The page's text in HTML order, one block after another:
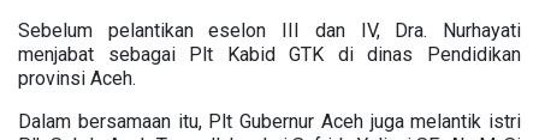
Sebelum pelantikan eselon III dan IV, Dra. Nurhayati
menjabat sebagai Plt Kabid GTK di dinas Pendidikan
provinsi Aceh.
Dalam bersamaan itu, Plt Gubernur Aceh juga melantik istri